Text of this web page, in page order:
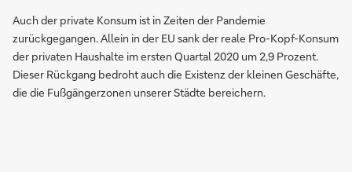
Auch der private Konsum ist in Zeiten der Pandemie
zurückgegangen. Allein in der EU sank der reale Pro-Kopf-Konsum
der privaten Haushalte im ersten Quartal 2020 um 2,9 Prozent.
Dieser Rückgang bedroht auch die Existenz der kleinen Geschäfte,
die die Fußgängerzonen unserer Städte bereichern.